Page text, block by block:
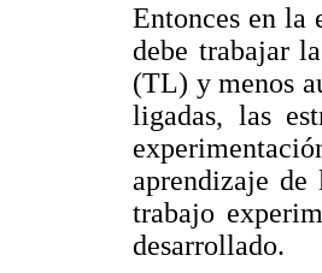
Entonces en la
debe trabajar
(TL) y menos
ligadas, las
aprendizaje
trabajo
desarrollado.